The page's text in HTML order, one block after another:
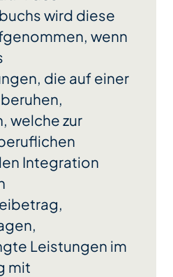
wird diese
wenn
die auf einer
welche zur
Integration
Leistungen im
mit